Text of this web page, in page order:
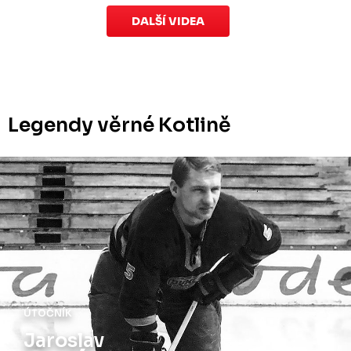
DALŠÍ VIDEA
Legendy věrné Kotlině
ÚTOČNÍK
Jaroslav